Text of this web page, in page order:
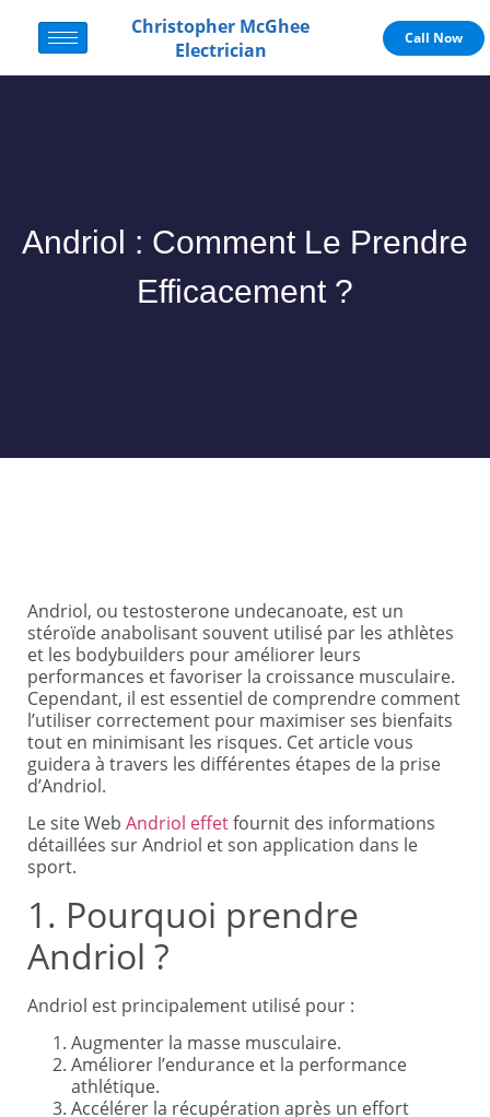
Christopher McGhee
Electrician
Call Now
Andriol : Comment Le Prendre
Efficacement ?
Andriol, ou testosterone undecanoate, est un
stéroïde anabolisant souvent utilisé par les athlètes
et les bodybuilders pour améliorer leurs
performances et favoriser la croissance musculaire.
Cependant, il est essentiel de comprendre comment
l’utiliser correctement pour maximiser ses bienfaits
tout en minimisant les risques. Cet article vous
guidera à travers les différentes étapes de la prise
d’Andriol.
Le site Web Andriol effetfournit des informations
détaillées sur Andriol et son application dans le
sport.
1. Pourquoi prendre
Andriol ?
Andriol est principalement utilisé pour :
Augmenter la masse musculaire.
Améliorer l’endurance et la performance
athlétique.
Accélérer la récupération après un effort